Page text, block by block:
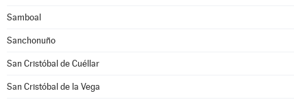
Samboal
Sanchonuño
San Cristóbal de Cuéllar
San Cristóbal de la Vega